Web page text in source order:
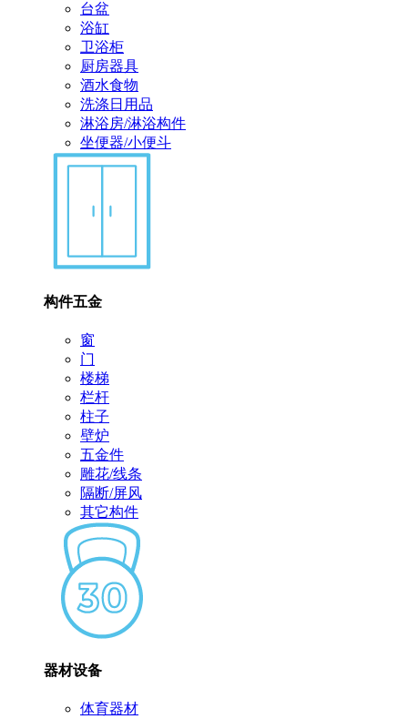
台盆
浴缸
卫浴柜
厨房器具
酒水食物
洗涤日用品
淋浴房/淋浴构件
坐便器/小便斗
构件五金
窗
门
楼梯
栏杆
柱子
壁炉
五金件
雕花/线条
隔断/屏风
其它构件
器材设备
体育器材